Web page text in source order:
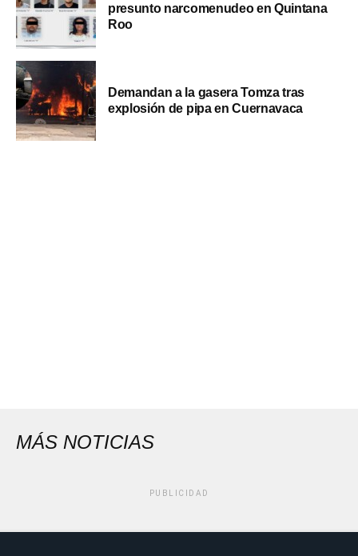
presunto narcomenudeo en Quintana
Roo
Demandan a la gasera Tomza tras
explosión de pipa en Cuernavaca
MÁS NOTICIAS
PUBLICIDAD